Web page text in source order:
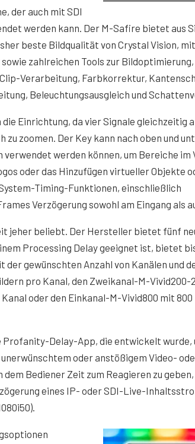
der auch mit SDI
werden kann. Der M-Safire bietet aus
beste Bildqualität von Crystal Vision,
zahlreichen Tools zur
Verarbeitung, Farbkorrektur,
Beleuchtungsausgleich und
Einrichtung, da vier Signale gleichzeitig
zoomen. Der Key kann nach oben und
werden können, um Bereiche im
oder das Hinzufügen virtueller Objekte
Timing-Funktionen, einschließlich
Verzögerung sowohl am Eingang als
jeher beliebt. Der Hersteller bietet fünf
Processing Delay geeignet ist, bietet
gewünschten Anzahl von Kanälen und
pro Kanal, den Zweikanal-M-Vivid200-
oder den Einkanal-M-Vivid800 mit
Profanity-Delay-App, die entwickelt wurde,
oder anstößigem Video-
dem Bediener Zeit zum Reagieren zu
eines IP- oder SDI-Live-